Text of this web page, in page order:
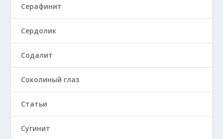
Серафинит
Сердолик
Содалит
Соколиный глаз
Статьи
Сугинит